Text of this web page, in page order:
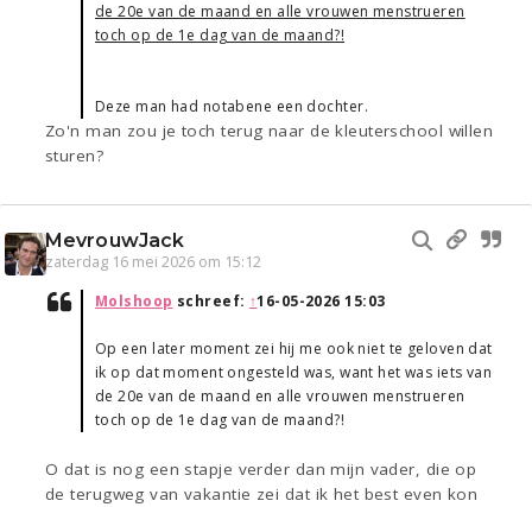
de 20e van de maand en alle vrouwen menstrueren
toch op de 1e dag van de maand?!
Deze man had notabene een dochter.
Zo'n man zou je toch terug naar de kleuterschool willen
sturen?
MevrouwJack
zaterdag 16 mei 2026 om 15:12
Molshoop schreef: ↑16-05-2026 15:03
Op een later moment zei hij me ook niet te geloven dat
ik op dat moment ongesteld was, want het was iets van
de 20e van de maand en alle vrouwen menstrueren
toch op de 1e dag van de maand?!
O dat is nog een stapje verder dan mijn vader, die op
de terugweg van vakantie zei dat ik het best even kon